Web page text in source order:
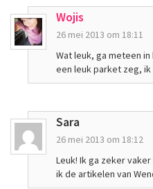
Wojis
26 mei 2013 om 18:11
Wat leuk, ga meteen
een leuk parket zeg, ik
Sara
26 mei 2013 om 18:12
Leuk! Ik ga zeker
ik de artikelen van